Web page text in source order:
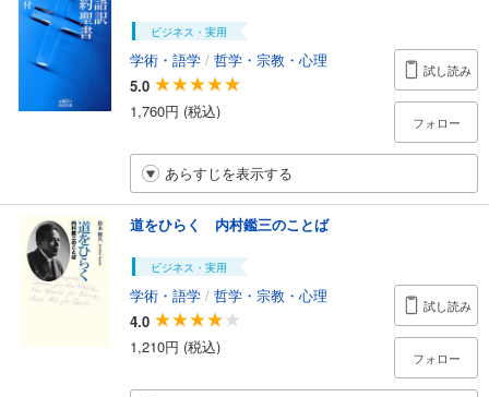
ビジネス・実用
学術・語学 / 哲学・宗教・心理
5.0
1,760円 (税込)
試し読み
フォロー
あらすじを表示する
道をひらく 内村鑑三のことば
ビジネス・実用
学術・語学 / 哲学・宗教・心理
4.0
1,210円 (税込)
試し読み
フォロー